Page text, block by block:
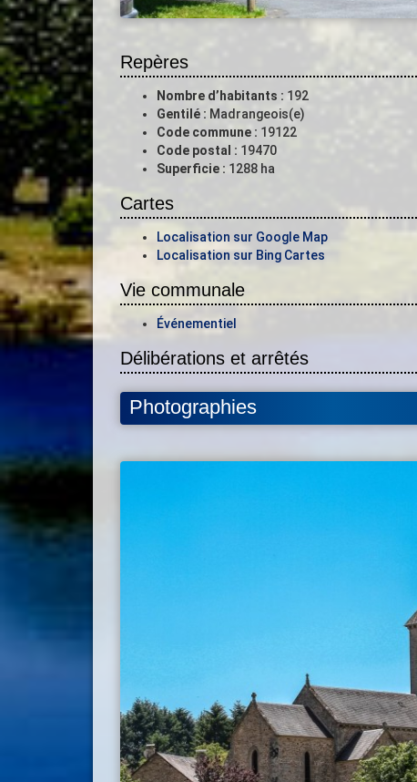
Repères
Nombre d’habitants : 192
Gentilé : Madrangeois(e)
Code commune : 19122
Code postal : 19470
Superficie : 1288 ha
Cartes
Localisation sur Google Map
Localisation sur Bing Cartes
Vie communale
Événementiel
Délibérations et arrêtés
Photographies